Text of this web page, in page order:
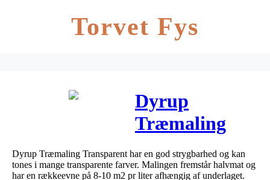
Torvet Fys
Dyrup
Træmaling
Transparent –
Størrelse –
Dyrup Træmaling Transparent har en god strygbarhed og kan
tones i mange transparente farver. Malingen fremstår halvmat og
har en rækkeevne på 8-10 m2 pr liter afhængig af underlaget.